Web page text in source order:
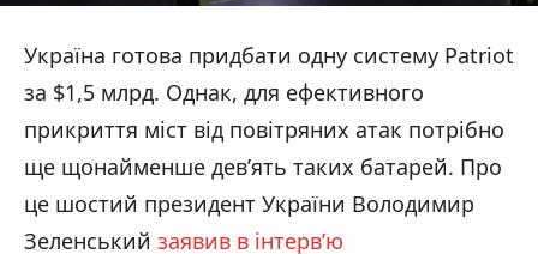
Україна готова придбати одну систему Patriot
за $1,5 млрд. Однак, для ефективного
прикриття міст від повітряних атак потрібно
ще щонайменше дев’ять таких батарей. Про
це шостий президент України Володимир
Зеленський заявив в інтерв’ю